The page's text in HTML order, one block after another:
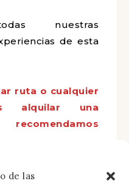
de las
nuestras
de esta
ruta o cualquier
alquilar una